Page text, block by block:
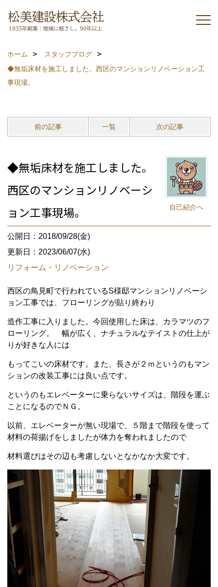
ホーム
スタッフブログ
◆無垢床材を施工しました。西区のマンションリノベーション工
事現場。
前の記事 一覧 次の記事
自己紹介へ
◆無垢床材を施工しました。
西区のマンションリノベーシ
ョン工事現場。
公開日：2018/09/28(金)
更新日：2023/06/07(水)
リフォーム・リノベーション
西区の鳥見町で行われているS様邸マンションリノベーシ
ョン工事では、フローリングが貼り終わり
造作工事に入りました。今回使用した床は、カラマツのフ
ローリング。 幅が広く、ナチュラルなテイストの仕上が
りが好きな人には
もってこいの床材です。また、長さが２ｍというのもマン
ションの改装工事には良い点です。
というのもエレベーターに乗らないサイズは、階段を運ぶ
ことになるのでＮＧ。
以前、エレベーターが無い現場で、５階まで階段を使って
材料の荷揚げをしましたが体力を奪われましたので
材料選びはその辺も考慮しないとなかなか大変です。